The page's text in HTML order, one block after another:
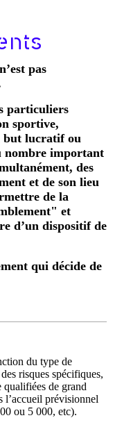
pas
particuliers
sportive,
but lucratif ou
nombre important
des
et de son lieu
de la
et
d’un dispositif de
qui décide de
du type de
risques spécifiques,
qualifiées de grand
l’accueil prévisionnel
ou 5 000, etc).